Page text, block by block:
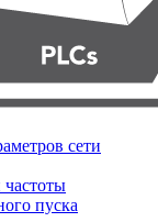
сети
частоты
пуска